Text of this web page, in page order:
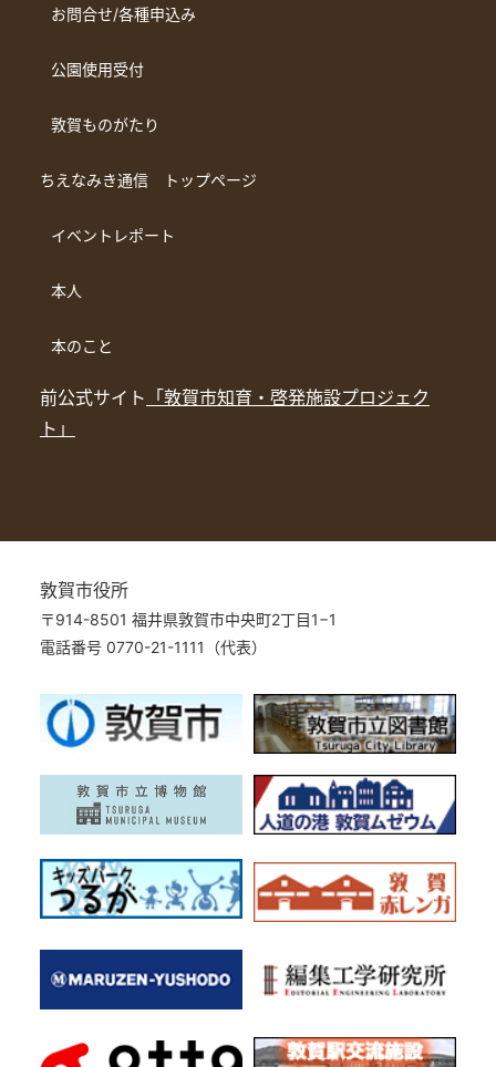
お問合せ/各種申込み
公園使用受付
敦賀ものがたり
ちえなみき通信 トップページ
イベントレポート
本人
本のこと
前公式サイト 「敦賀市知育・啓発施設プロジェク
ト」
敦賀市役所
〒914-8501 福井県敦賀市中央町2丁目1−1
電話番号 0770-21-1111（代表）